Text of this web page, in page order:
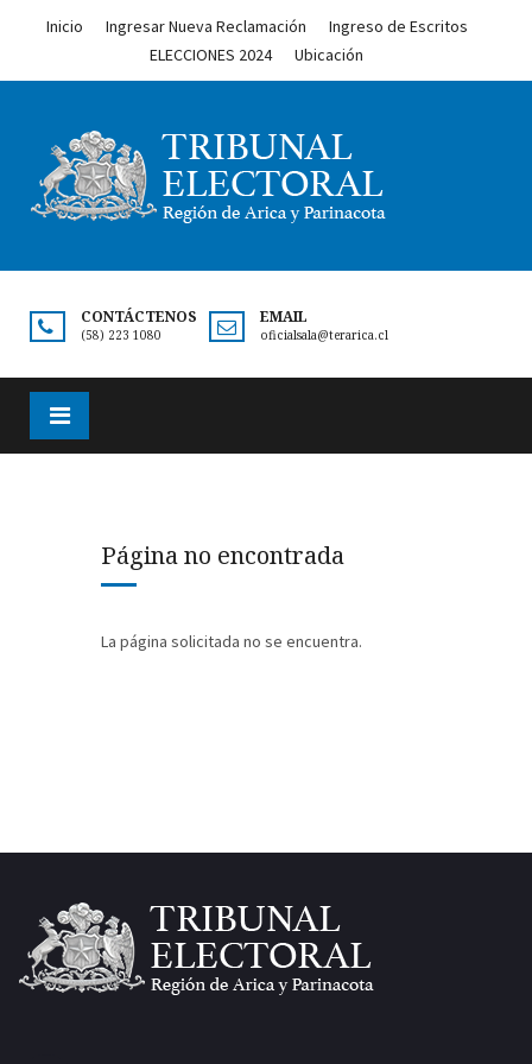
Inicio Ingresar Nueva Reclamación
Ingreso de Escritos
ELECCIONES 2024
Ubicación
CONTÁCTENOS
(58) 223 1080
EMAIL
oficialsala@terarica.cl
Página no encontrada
La página solicitada no se encuentra.